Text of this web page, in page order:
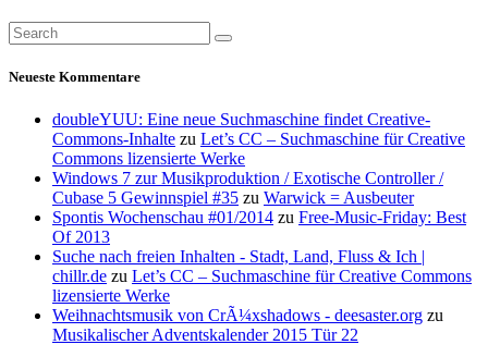
Neueste Kommentare
doubleYUU: Eine neue Suchmaschine findet Creative-
Commons-Inhalte zu Let’s CC – Suchmaschine für Creative
Commons lizensierte Werke
Windows 7 zur Musikproduktion / Exotische Controller /
Cubase 5 Gewinnspiel #35 zu Warwick = Ausbeuter
Spontis Wochenschau #01/2014 zu Free-Music-Friday: Best
Of 2013
Suche nach freien Inhalten - Stadt, Land, Fluss & Ich |
chillr.de zu Let’s CC – Suchmaschine für Creative Commons
lizensierte Werke
Weihnachtsmusik von CrÃ¼xshadows - deesaster.org zu
Musikalischer Adventskalender 2015 Tür 22